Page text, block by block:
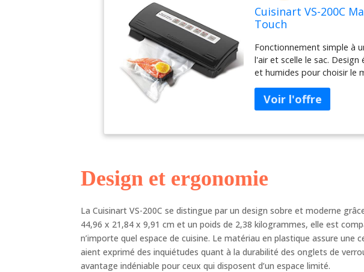
Cuisinart VS-200C
Touch
Fonctionnement simple à
l'air et scelle le sac.
et humides pour choisir le
délicate des aliments.
brûlures et la détérioration
d'étanchéité sous vide : un
Design et ergonomie
La Cuisinart VS-200C se distingue par un design sobre et moderne
44,96 x 21,84 x 9,91 cm et un poids de 2,38 kilogrammes, elle est
n’importe quel espace de cuisine. Le matériau en plastique assure
aient exprimé des inquiétudes quant à la durabilité des onglets de
avantage indéniable pour ceux qui disposent d’un espace limité.